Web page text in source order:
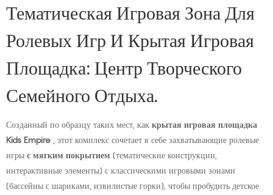
Тематическая Игровая Зона Для
Ролевых Игр И Крытая Игровая
Площадка: Центр Творческого
Семейного Отдыха.
Созданный по образцу таких мест, как крытая игровая площадка
Kids Empire , этот комплекс сочетает в себе захватывающие ролевые
игры с мягким покрытием (тематические конструкции,
интерактивные элементы) с классическими игровыми зонами
(бассейны с шариками, извилистые горки), чтобы пробудить детское